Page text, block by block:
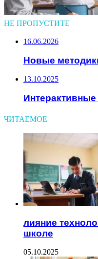
НЕ ПРОПУСТИТЕ
16.06.2026
Новые
13.10.2025
ЧИТАЕМОЕ
лияние
школе
05.10.2025